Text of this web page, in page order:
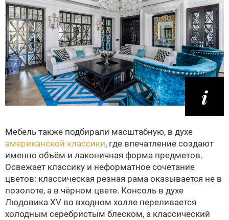
Мебель также подбирали масштабную, в духе
американской классики, где впечатление создают
именно объём и лаконичная форма предметов.
Освежает классику и неформатное сочетание
цветов: классическая резная рама оказывается не в
позолоте, а в чёрном цвете. Консоль в духе
Людовика XV во входном холле переливается
холодным серебристым блеском, а классический